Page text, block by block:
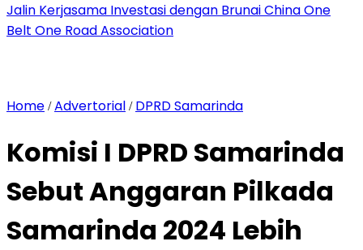
Jalin Kerjasama Investasi dengan Brunai China One
Belt One Road Association
Home /Advertorial / DPRD Samarinda
Komisi I DPRD Samarinda
Sebut Anggaran Pilkada
Samarinda 2024 Lebih